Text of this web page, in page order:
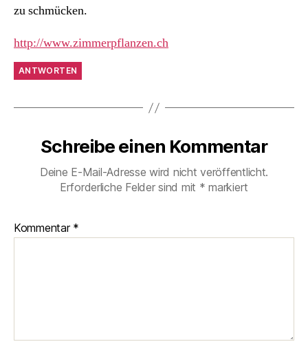
zu schmücken.
http://www.zimmerpflanzen.ch
ANTWORTEN
Schreibe einen Kommentar
Deine E-Mail-Adresse wird nicht veröffentlicht.
Erforderliche Felder sind mit * markiert
Kommentar *